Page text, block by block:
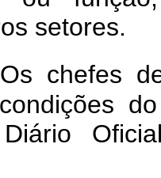
setores.
chefes